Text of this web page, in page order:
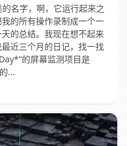
名字，啊，它运行起来之
的所有操作录制成一个一
的总结。我现在想不起来
近三个月的日记，找一找
的屏幕监测项目是
...